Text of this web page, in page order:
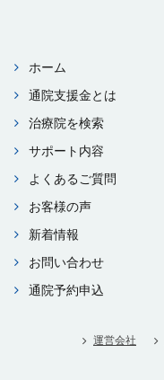
ホーム
通院⽀援⾦とは
治療院を検索
サポート内容
よくあるご質問
お客様の声
新着情報
お問い合わせ
通院予約申込
運営会社